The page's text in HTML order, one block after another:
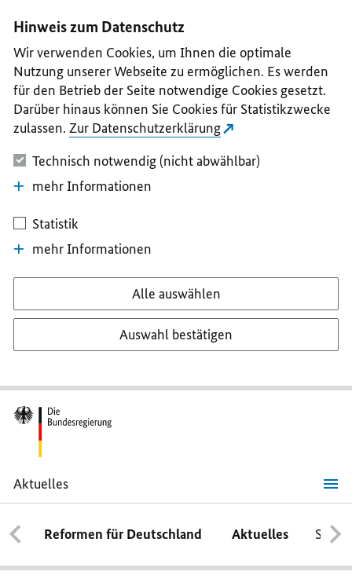
II
III
IV
V
Hinweis zum Datenschutz
Wir verwenden Cookies, um Ihnen die optimale
Nutzung unserer Webseite zu ermöglichen. Es werden
für den Betrieb der Seite notwendige Cookies gesetzt.
Darüber hinaus können Sie Cookies für Statistikzwecke
zulassen. Zur Datenschutzerklärung
Technisch notwendig (nicht abwählbar)
mehr Informationen
Statistik
mehr Informationen
Alle auswählen
Auswahl bestätigen
Aktuelles
Für
mehr
Sicherheit
im
Internet
Reformen für Deutschland Aktuelles